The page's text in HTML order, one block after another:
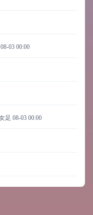
08-03 00:00
足 08-03 00:00